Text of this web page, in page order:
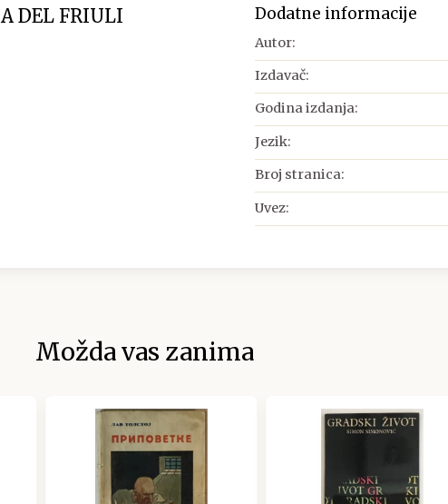
DEL FRIULI Dodatne informacije
Autor:
Izdavač:
Godina izdanja:
Jezik:
Broj stranica:
Uvez:
Možda vas zanima